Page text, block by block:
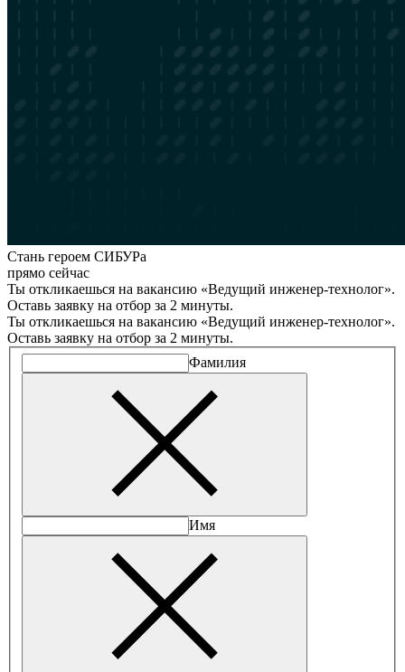
Стань героем СИБУРа
прямо сейчас
Ты откликаешься на вакансию «Ведущий инженер-технолог».
Оставь заявку на отбор за 2 минуты.
Ты откликаешься на вакансию «Ведущий инженер-технолог».
Оставь заявку на отбор за 2 минуты.
Фамилия
Имя